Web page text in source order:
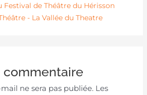
Festival de Théâtre du Hérisson
- La Vallée du Theatre
commentaire
ne sera pas publiée. Les